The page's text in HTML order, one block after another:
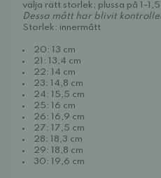
välja rätt storlek; plussa på 1-
Dessa mått har blivit
Storlek: innermått
20: 13 cm
21: 13,4 cm
22: 14 cm
23: 14,8 cm
24: 15,5 cm
25: 16 cm
26: 16,9 cm
27: 17,5 cm
28: 18,3 cm
29: 18,8 cm
30: 19,6 cm